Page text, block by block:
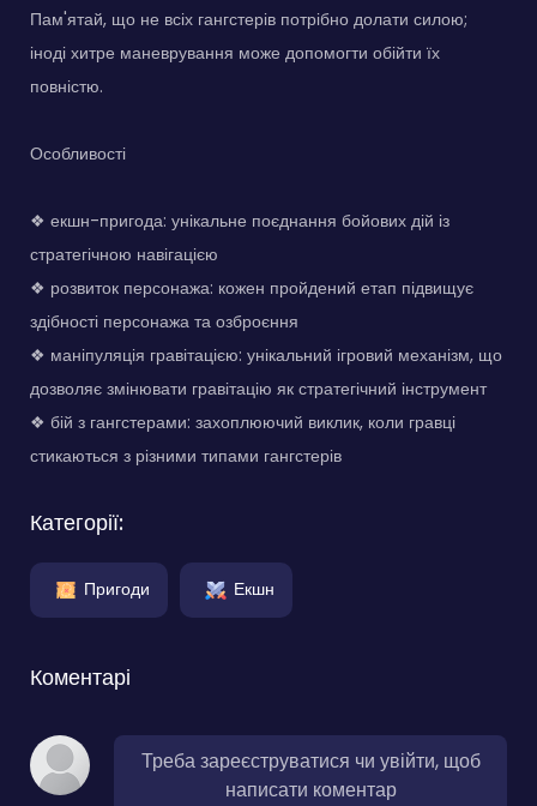
Пам'ятай, що не всіх гангстерів потрібно долати силою;
іноді хитре маневрування може допомогти обійти їх
повністю.
Особливості
❖ екшн-пригода: унікальне поєднання бойових дій із
стратегічною навігацією
❖ розвиток персонажа: кожен пройдений етап підвищує
здібності персонажа та озброєння
❖ маніпуляція гравітацією: унікальний ігровий механізм, що
дозволяє змінювати гравітацію як стратегічний інструмент
❖ бій з гангстерами: захоплюючий виклик, коли гравці
стикаються з різними типами гангстерів
Категорії:
Пригоди Екшн
Коментарі
Треба зареєструватися чи увійти, щоб
написати коментар